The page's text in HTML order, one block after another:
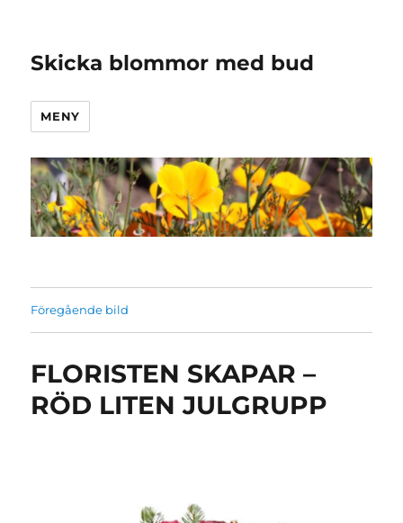
Skicka blommor med bud
MENY
Föregående bild
FLORISTEN SKAPAR –
RÖD LITEN JULGRUPP